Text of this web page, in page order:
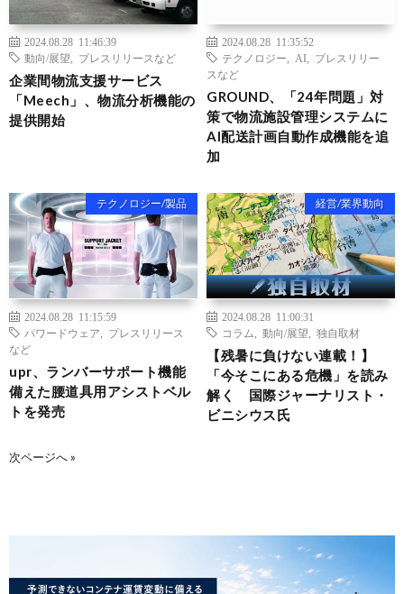
2024.08.28 11:46:39
動向/展望
プレスリリースなど
企業間物流支援サービス
「Meech」、物流分析機能の
提供開始
2024.08.28 11:35:52
テクノロジー
AI
プレスリリー
スなど
GROUND、「24年問題」対
策で物流施設管理システムに
AI配送計画自動作成機能を追
加
テクノロジー/製品
2024.08.28 11:15:59
パワードウェア
プレスリリース
など
upr、ランバーサポート機能
備えた腰道具用アシストベル
トを発売
経営/業界動向
2024.08.28 11:00:31
コラム
動向/展望 独自取材
【残暑に負けない連載！】
「今そこにある危機」を読み
解く 国際ジャーナリスト・
ビニシウス氏
次ページへ »